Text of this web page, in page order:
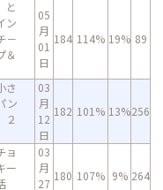
と
ン
－
＆
05
月
01
日
184 114% 19% 89
さ
ン
２
03
月
12
日
182 101% 13%256
ョ
ー
03
月
27
180 107% 9% 264